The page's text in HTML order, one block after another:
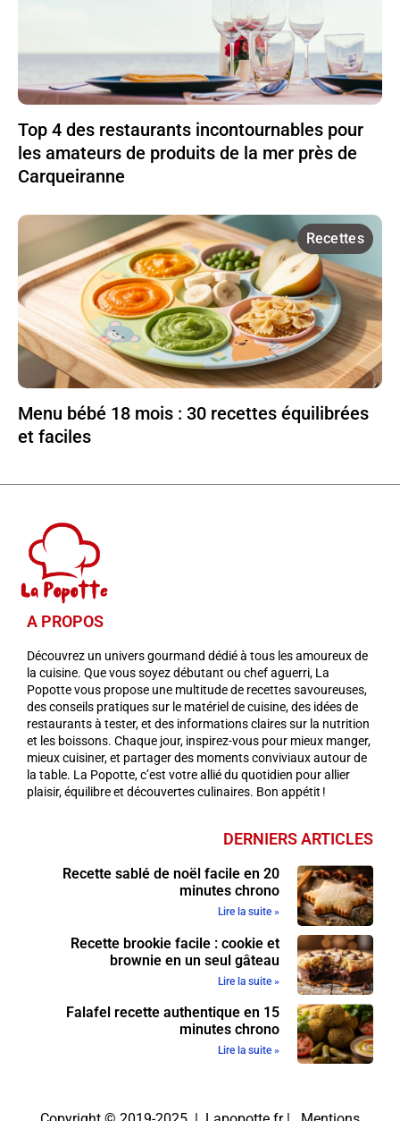
Top 4 des restaurants incontournables pour
les amateurs de produits de la mer près de
Carqueiranne
Recettes
Menu bébé 18 mois : 30 recettes équilibrées
et faciles
A PROPOS
Découvrez un univers gourmand dédié à tous les amoureux de
la cuisine. Que vous soyez débutant ou chef aguerri, La
Popotte vous propose une multitude de recettes savoureuses,
des conseils pratiques sur le matériel de cuisine, des idées de
restaurants à tester, et des informations claires sur la nutrition
et les boissons. Chaque jour, inspirez-vous pour mieux manger,
mieux cuisiner, et partager des moments conviviaux autour de
la table. La Popotte, c’est votre allié du quotidien pour allier
plaisir, équilibre et découvertes culinaires. Bon appétit !
DERNIERS ARTICLES
Recette sablé de noël facile en 20
minutes chrono
Lire la suite »
Recette brookie facile : cookie et
brownie en un seul gâteau
Lire la suite »
Falafel recette authentique en 15
minutes chrono
Lire la suite »